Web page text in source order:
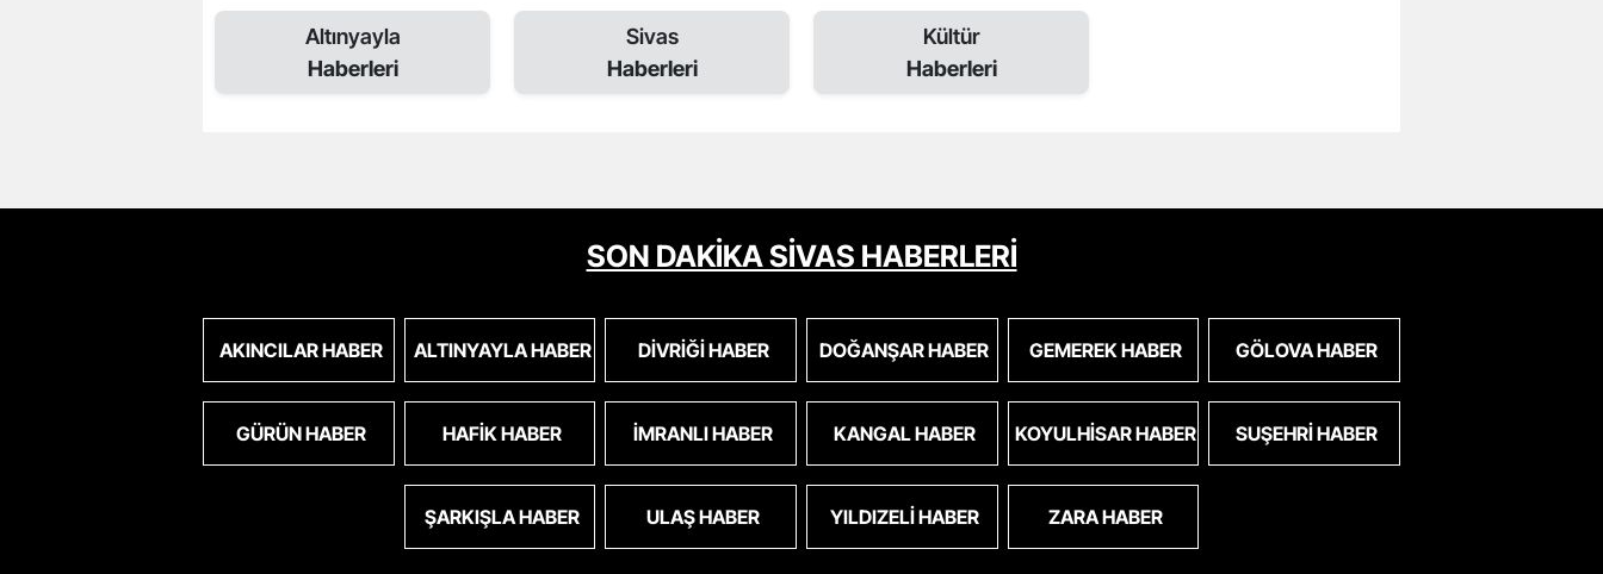
Altınyayla
Haberleri
Sivas
Haberleri
Kültür
Haberleri
SON DAKİKA SİVAS HABERLERİ
AKINCILAR HABER ALTINYAYLA HABER DIVRIĞI HABER DOĞANŞAR HABER GEMEREK HABER GÖLOVA HABER
GÜRÜN HABER HAFIK HABER İMRANLI HABER KANGAL HABER KOYULHISAR HABER SUŞEHRI HABER
ŞARKIŞLA HABER ULAŞ HABER YILDIZELI HABER ZARA HABER